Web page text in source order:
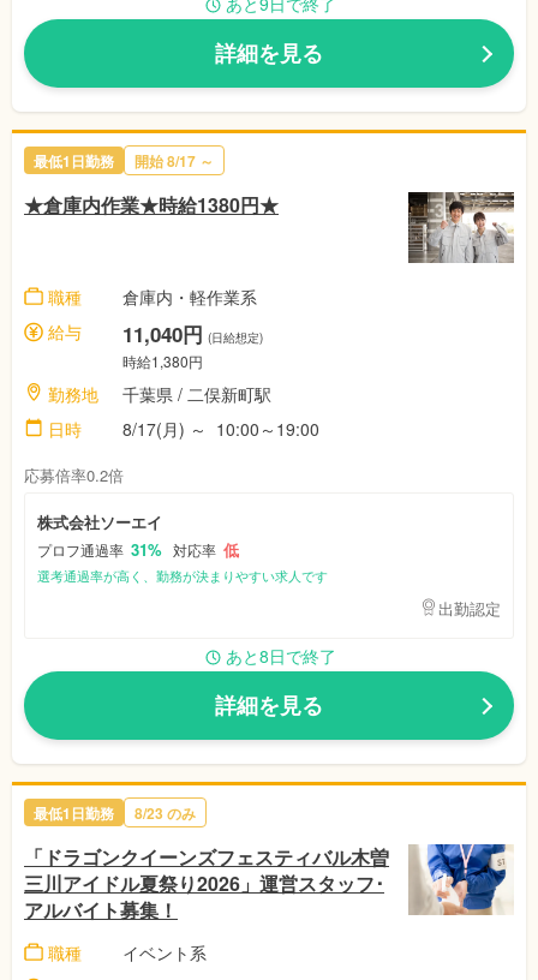
詳細を見る
最低1日勤務 開始8/17 ～
★倉庫内作業★時給1380円★
職種
倉庫内・軽作業系
給与
11,040円 (日給想定)
時給1,380円
勤務地 千葉県 / 二俣新町駅
日時
8/17(月) ～ 10:00～19:00
応募倍率0.2倍
株式会社ソーエイ
プロフ通過率 31% 対応率 低
選考通過率が高く、勤務が決まりやすい求人です
出勤認定
あと8日で終了
詳細を見る
最低1日勤務 8/23 のみ
「ドラゴンクイーンズフェスティバル木曽
三川アイドル夏祭り2026」運営スタッフ･
アルバイト募集！
職種
イベント系